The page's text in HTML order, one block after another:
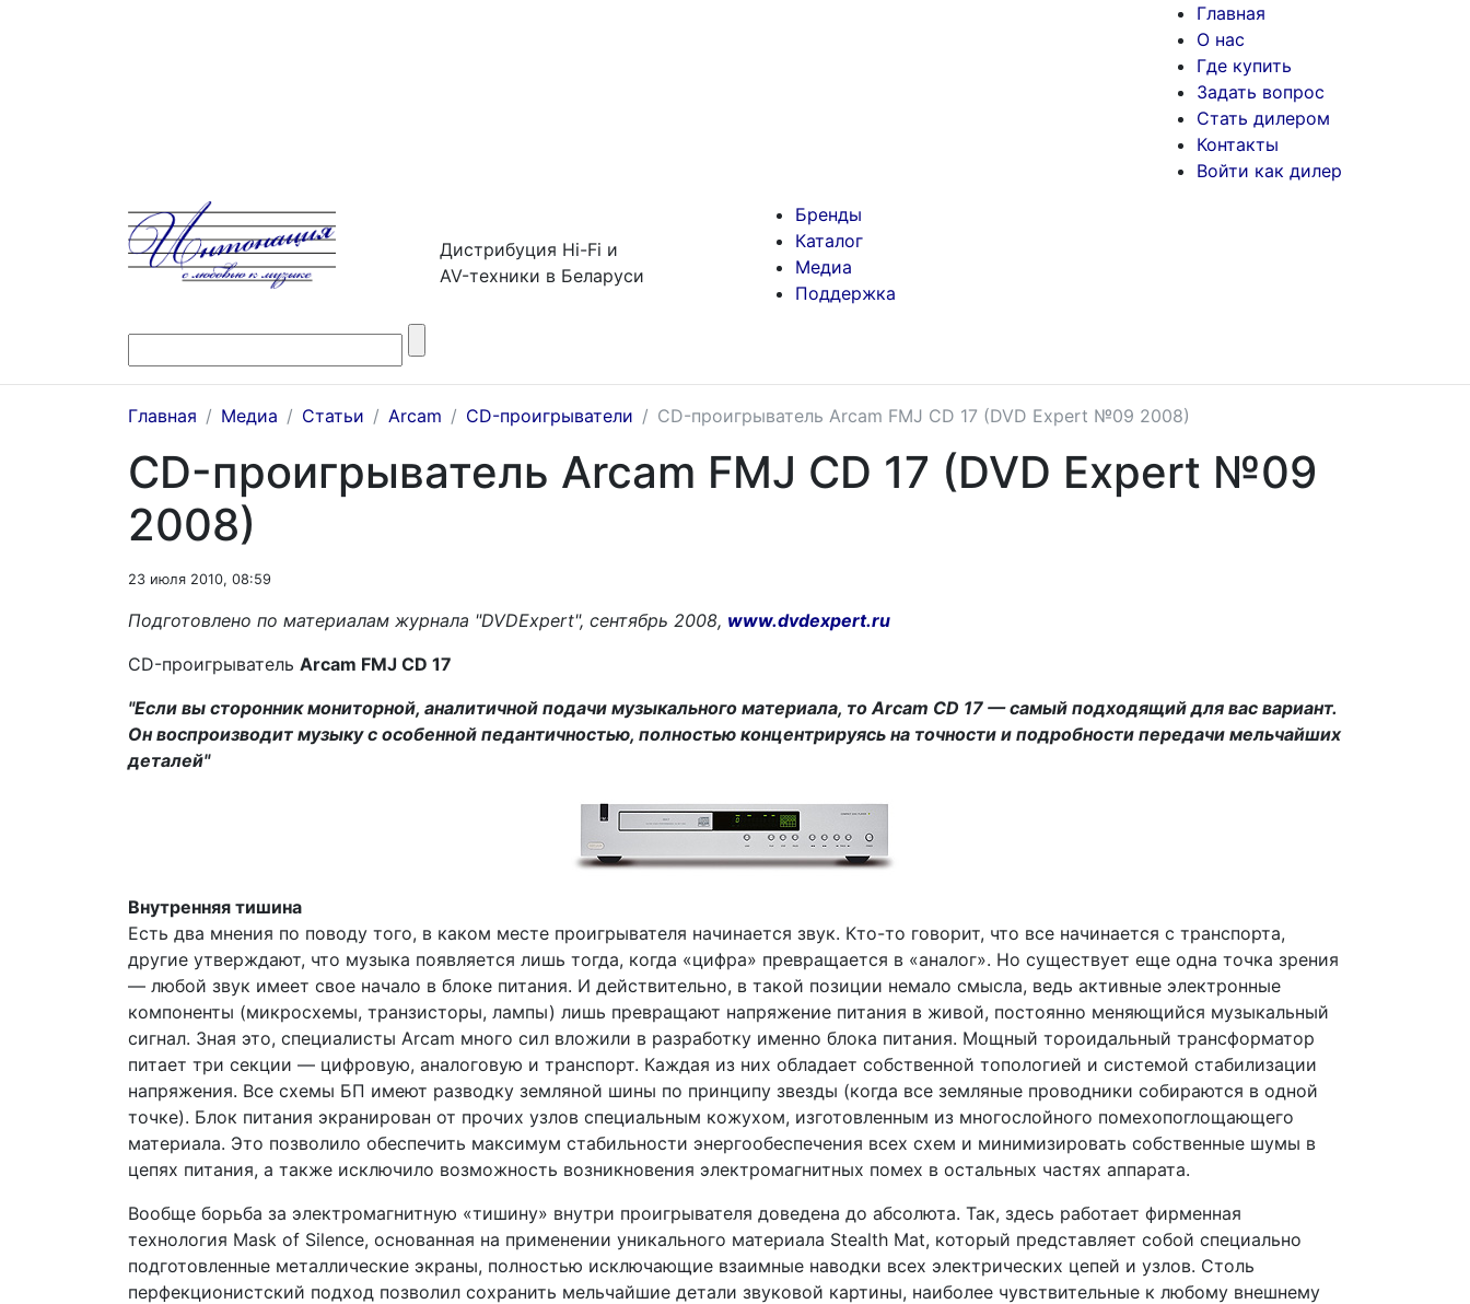
Главная
О нас
Где купить
Задать вопрос
Стать дилером
Контакты
Войти как дилер
Дистрибуция Hi-Fi и
AV-техники в Беларуси
Бренды
Каталог
Медиа
Поддержка
Главная Медиа Статьи Arcam СD-проигрыватели CD-проигрыватель Arcam FMJ CD 17 (DVD Expert №09 2008)
CD-проигрыватель Arcam FMJ CD 17 (DVD Expert №09
2008)
23 июля 2010, 08:59
Подготовлено по материалам журнала "DVDExpert", сентябрь 2008, www.dvdexpert.ru
CD-проигрыватель Arcam FMJ CD 17
"Если вы сторонник мониторной, аналитичной подачи музыкального материала, тоArcam CD 17 — самый подходящий для вас вариант.
Он воспроизводит музыку с особенной педантичностью, полностью концентрируясь на точности и подробности передачи мельчайших
деталей"
Внутренняя тишина
Есть два мнения по поводу того, в каком месте проигрывателя начинается звук. Кто-то говорит, что все начинается с транспорта,
другие утверждают, что музыка появляется лишь тогда, когда «цифра» превращается в «аналог». Но существует еще одна точка зрения
— любой звук имеет свое начало в блоке питания. И действительно, в такой позиции немало смысла, ведь активные электронные
компоненты (микросхемы, транзисторы, лампы) лишь превращают напряжение питания в живой, постоянно меняющийся музыкальный
сигнал. Зная это, специалисты Arcam много сил вложили в разработку именно блока питания. Мощный тороидальный трансформатор
питает три секции — цифровую, аналоговую и транспорт. Каждая из них обладает собственной топологией и системой стабилизации
напряжения. Все схемы БП имеют разводку земляной шины по принципу звезды (когда все земляные проводники собираются в одной
точке). Блок питания экранирован от прочих узлов специальным кожухом, изготовленным из многослойного помехопоглощающего
материала. Это позволило обеспечить максимум стабильности энергообеспечения всех схем и минимизировать собственные шумы в
цепях питания, а также исключило возможность возникновения электромагнитных помех в остальных частях аппарата.
Вообще борьба за электромагнитную «тишину» внутри проигрывателя доведена до абсолюта. Так, здесь работает фирменная
технология Mask of Silence, основанная на применении уникального материала Stealth Mat, который представляет собой специально
подготовленные металлические экраны, полностью исключающие взаимные наводки всех электрических цепей и узлов. Столь
перфекционистский подход позволил сохранить мельчайшие детали звуковой картины, наиболее чувствительные к любому внешнему